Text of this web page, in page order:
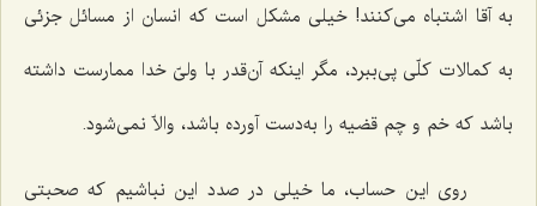
به آقا اشتباه می‌کنند! خیلی مشکل است که انسان از مسائل جزئی
به کمالات کلّی پی‌ببرد، مگر اینکه آن‌قدر با ولیّ خدا ممارست داشته
باشد که خم و چم قضیه را به‌دست آورده باشد، والاّ نمی‌شود.
روی این حساب، ما خیلی در صدد این نباشیم که صحبتی